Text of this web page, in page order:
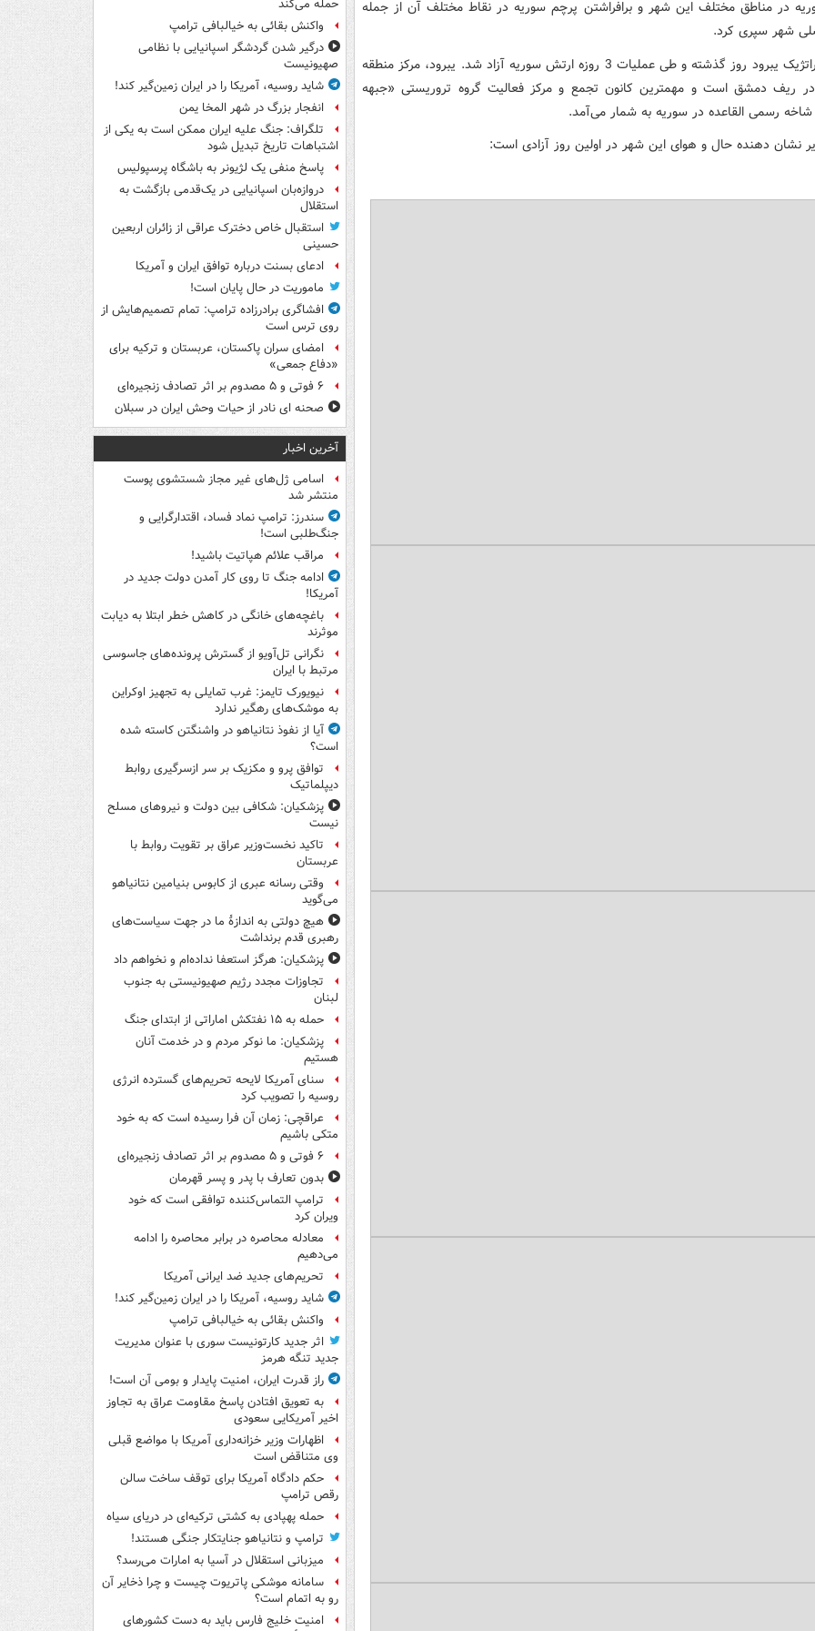
در مناطق مختلف این شهر و برافراشتن پرچم سوریه در نقاط مختلف آن از جمله
شهر سپری کرد.
شهر استراتژیک یبرود روز گذشته و طی عملیات 3 روزه ارتش سوریه آزاد شد. یبرود، مرکز منطقه
در ریف دمشق است و مهمترین کانون تجمع و مرکز فعالیت گروه تروریستی «جبهه
شاخه رسمی القاعده در سوریه به شمار می‌آمد.
نشان دهنده حال و هوای این شهر در اولین روز آزادی است:
حمله می‌کند
واکنش بقائی به خیالبافی ترامپ
درگیر شدن گردشگر اسپانیایی با نظامی
صهیونیست
شاید روسیه، آمریکا را در ایران زمین‌گیر کند!
انفجار بزرگ در شهر المخا یمن
تلگراف: جنگ علیه ایران ممکن است به یکی از
اشتباهات تاریخ تبدیل شود
پاسخ منفی یک لژیونر به باشگاه پرسپولیس
دروازه‌بان اسپانیایی در یک‌قدمی بازگشت به
استقلال
استقبال خاص دخترک عراقی از زائران اربعین
حسینی
ادعای بسنت درباره توافق ایران و آمریکا
ماموریت در حال پایان است!
افشاگری برادرزاده ترامپ: تمام تصمیم‌هایش از
روی ترس است
امضای سران پاکستان، عربستان و ترکیه برای
«دفاع جمعی»
۶ فوتی و ۵ مصدوم بر اثر تصادف زنجیره‌ای
صحنه ای نادر از حیات وحش ایران در سبلان
آخرین اخبار
اسامی ژل‌های غیر مجاز شستشوی پوست
منتشر شد
سندرز: ترامپ نماد فساد، اقتدارگرایی و
جنگ‌طلبی است!
مراقب علائم هپاتیت باشید!
ادامه جنگ تا روی کار آمدن دولت جدید در
آمریکا!
باغچه‌های خانگی در کاهش خطر ابتلا به دیابت
موثرند
نگرانی تل‌آویو از گسترش پرونده‌های جاسوسی
مرتبط با ایران
نیویورک تایمز: غرب تمایلی به تجهیز اوکراین
به موشک‌های رهگیر ندارد
آیا از نفوذ نتانیاهو در واشنگتن کاسته شده
است؟
توافق پرو و مکزیک بر سر ازسرگیری روابط
دیپلماتیک
پزشکیان: شکافی بین دولت و نیروهای مسلح
نیست
تاکید نخست‌وزیر عراق بر تقویت روابط با
عربستان
وقتی رسانه عبری از کابوس بنیامین نتانیاهو
می‌گوید
هیچ دولتی به اندازۀ ما در جهت سیاست‌های
رهبری قدم برنداشت
پزشکیان: هرگز استعفا نداده‌ام و نخواهم داد
تجاوزات مجدد رژیم صهیونیستی به جنوب
لبنان
حمله به ۱۵ نفتکش‌ اماراتی از ابتدای جنگ
پزشکیان: ما نوکر مردم و در خدمت آنان
هستیم
سنای آمریکا لایحه تحریم‌های گسترده انرژی
روسیه را تصویب کرد
عراقچی: زمان آن فرا رسیده است که به خود
متکی باشیم
۶ فوتی و ۵ مصدوم بر اثر تصادف زنجیره‌ای
بدون تعارف با پدر و پسر قهرمان
ترامپ التماس‌کننده توافقی است که خود
ویران کرد
معادله محاصره در برابر محاصره را ادامه
می‌دهیم
تحریم‌های جدید ضد ایرانی آمریکا
شاید روسیه، آمریکا را در ایران زمین‌گیر کند!
واکنش بقائی به خیالبافی ترامپ
اثر جدید کارتونیست سوری با عنوان مدیریت
جدید تنگه هرمز
راز قدرت ایران، امنیت پایدار و بومی آن است!
به تعویق افتادن پاسخ مقاومت عراق به تجاوز
اخیر آمریکایی سعودی
اظهارات وزیر خزانه‌داری آمریکا با مواضع قبلی
وی متناقض است
حکم دادگاه آمریکا برای توقف ساخت سالن
رقص ترامپ
حمله پهپادی به کشتی ترکیه‌ای در دریای سیاه
ترامپ و نتانیاهو جنایتکار جنگی هستند!
میزبانی استقلال در آسیا به امارات می‌رسد؟
سامانه موشکی پاتریوت چیست و چرا ذخایر آن
رو به اتمام است؟
امنیت خلیج فارس باید به دست کشورهای